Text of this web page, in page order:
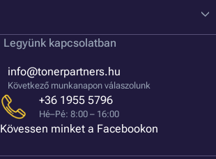
Legyünk kapcsolatban
info@tonerpartners.hu
Következő munkanapon válaszolunk
+36 1955 5796
Hé–Pé: 8:00 – 16:00
Kövessen minket a Facebookon